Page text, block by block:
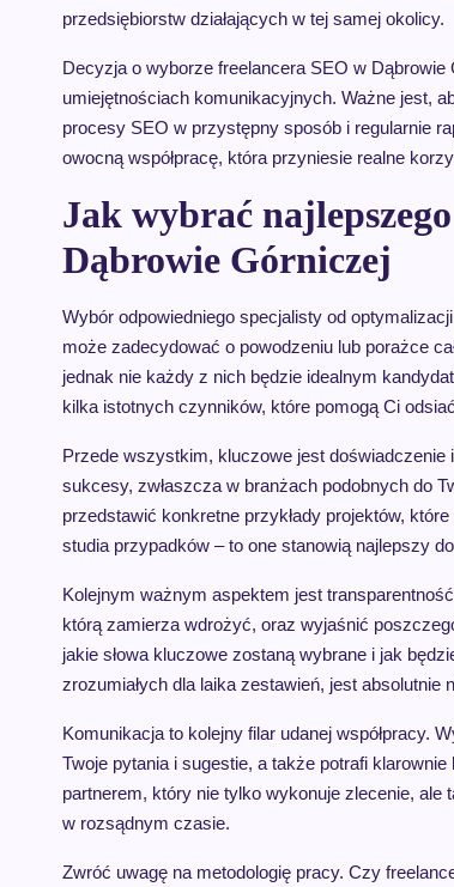
przedsiębiorstw działających w tej samej okolicy.
Decyzja o wyborze freelancera SEO w
umiejętnościach komunikacyjnych. Ważne jest,
procesy SEO w przystępny sposób i regularnie
owocną współpracę, która przyniesie realne
Jak wybrać
Dąbrowie Górniczej
Wybór odpowiedniego specjalisty od
może zadecydować o powodzeniu lub porażce
jednak nie każdy z nich będzie idealnym
kilka istotnych czynników, które pomogą Ci
Przede wszystkim, kluczowe jest doświadczenie
sukcesy, zwłaszcza w branżach podobnych do
przedstawić konkretne przykłady projektów,
studia przypadków – to one stanowią najlepszy
Kolejnym ważnym aspektem jest
którą zamierza wdrożyć, oraz wyjaśnić
jakie słowa kluczowe zostaną wybrane i jak
zrozumiałych dla laika zestawień, jest absolutnie
Komunikacja to kolejny filar udanej współpracy.
Twoje pytania i sugestie, a także potrafi
partnerem, który nie tylko wykonuje zlecenie, ale
w rozsądnym czasie.
Zwróć uwagę na metodologię pracy. Czy